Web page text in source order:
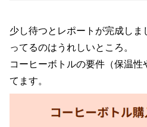
少し待つとレポートが完成し
ってるのはうれしいところ。
コーヒーボトルの要件（保温性
てます。